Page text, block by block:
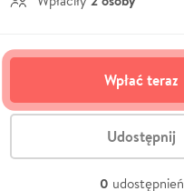
Wpłać teraz
Udostępnij
0 udostępnień